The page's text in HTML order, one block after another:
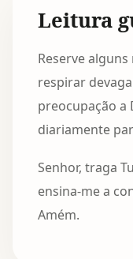
Leitura
Reserve
respirar
preocupação a
diariamente
Senhor, traga
ensina-me a
Amém.